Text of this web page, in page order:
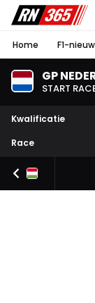
Home F1-
GP
START
Kwalificatie
Race